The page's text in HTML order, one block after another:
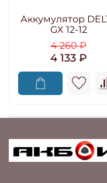
Аккумулятор
GX 12-12
4 260 ₽
4 133 ₽